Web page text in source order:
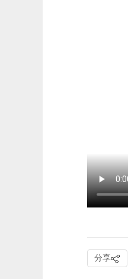
分享